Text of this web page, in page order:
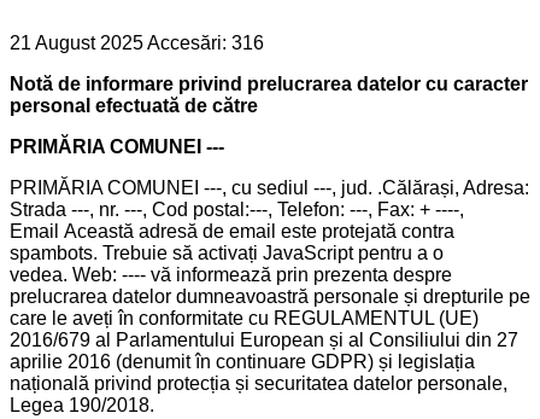
21 August 2025Accesări: 316
Notă de informare privind prelucrarea datelor cu caracter
personal efectuată de către
PRIMĂRIA COMUNEI ---
PRIMĂRIA COMUNEI ---, cu sediul ---, jud. .Călărași, Adresa:
Strada ---, nr. ---, Cod postal:---, Telefon: ---, Fax: + ----,
Email Această adresă de email este protejată contra
spambots. Trebuie să activați JavaScript pentru a o
vedea. Web: ---- vă informează prin prezenta despre
prelucrarea datelor dumneavoastră personale și drepturile pe
care le aveți în conformitate cu REGULAMENTUL (UE)
2016/679 al Parlamentului European și al Consiliului din 27
aprilie 2016 (denumit în continuare GDPR) și legislația
națională privind protecția și securitatea datelor personale,
Legea 190/2018.